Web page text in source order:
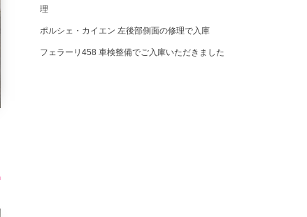
理
ポルシェ・カイエン 左後部側面の修理で入庫
フェラーリ458 車検整備でご入庫いただきました